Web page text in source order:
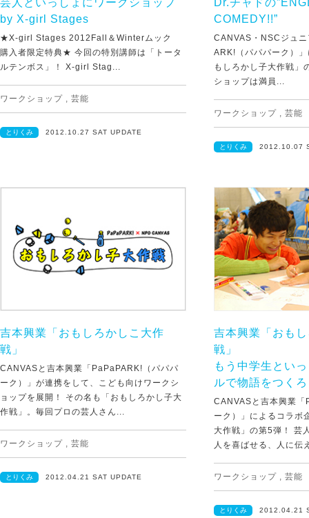
芸人といっしょにワークショップ
by X-girl Stages
★X-girl Stages 2012Fall＆Winterムック
購入者限定特典★ 今回の特別講師は「トータ
ルテンボス」！ X-girl Stag...
ワークショップ , 芸能
とりくみ 2012.10.27 SAT UPDATE
Dr.チャドの
COMEDY!!”
CANVAS・NSCジュ
ARK!（パパパーク）
もしろかし子大作戦」
ショップは満員...
ワークショップ , 芸能
とりくみ 2012.10.07
吉本興業「おもしろかしこ大作
戦」
CANVASと吉本興業「PaPaPARK!（パパパ
ーク）」が連携をして、こども向けワークシ
ョップを展開！ その名も「おもしろかし子大
作戦」。毎回プロの芸人さん...
ワークショップ , 芸能
とりくみ 2012.04.21 SAT UPDATE
吉本興業「おも
戦」
もう中学生とい
ルで物語をつく
CANVASと吉本興業
ーク）」によるコラボ
大作戦」の第5弾！ 芸
人を喜ばせる、人に伝
ワークショップ , 芸能
とりくみ 2012.04.21